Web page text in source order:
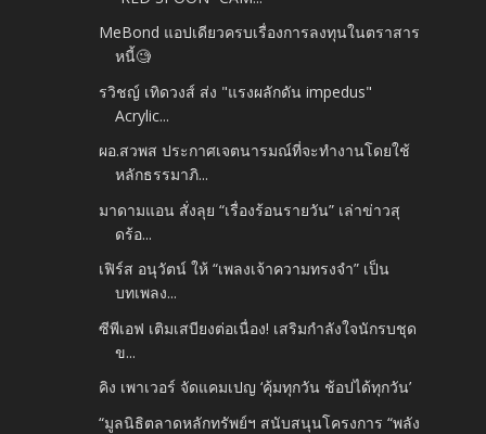
MeBond แอปเดียวครบเรื่องการลงทุนในตราสาร
หนี้🧐
รวิชญ์ เทิดวงส์ ส่ง​ "แรงผลักดัน​ impedus"
Acrylic...
ผอ.สวพส ประกาศเจตนารมณ์ที่จะทำงานโดยใช้
หลักธรรมาภิ...
มาดามแอน สั่งลุย “เรื่องร้อนรายวัน” เล่าข่าวสุ
ดร้อ...
เฟิร์ส อนุวัตน์ ให้ “เพลงเจ้าความทรงจำ” เป็น
บทเพลง...
ซีพีเอฟ เติมเสบียงต่อเนื่อง! เสริมกำลังใจนักรบชุด
ข...
คิง เพาเวอร์ จัดแคมเปญ ‘คุ้มทุกวัน ช้อปได้ทุกวัน’
“มูลนิธิตลาดหลักทรัพย์ฯ สนับสนุนโครงการ “พลัง